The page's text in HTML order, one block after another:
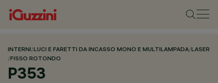
INTERNI/LUCI E FARETTI DA INCASSO MONO E MULTILAMPADA/LASER
/FISSO ROTONDO
P353